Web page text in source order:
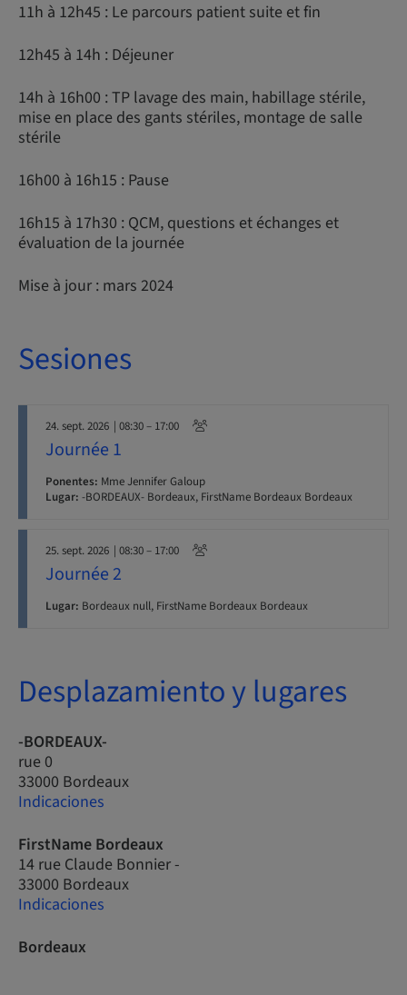
11h à 12h45 : Le parcours patient suite et fin
12h45 à 14h : Déjeuner
14h à 16h00 : TP lavage des main, habillage stérile,
mise en place des gants stériles, montage de salle
stérile
16h00 à 16h15 : Pause
16h15 à 17h30 : QCM, questions et échanges et
évaluation de la journée
Mise à jour : mars 2024
Sesiones
24. sept. 2026 | 08:30 – 17:00
Journée 1
Ponentes: Mme Jennifer Galoup
Lugar: -BORDEAUX- Bordeaux, FirstName Bordeaux Bordeaux
25. sept. 2026 | 08:30 – 17:00
Journée 2
Lugar: Bordeaux null, FirstName Bordeaux Bordeaux
Desplazamiento y lugares
-BORDEAUX-
rue 0
33000 Bordeaux
Indicaciones
FirstName Bordeaux
14 rue Claude Bonnier -
33000 Bordeaux
Indicaciones
Bordeaux